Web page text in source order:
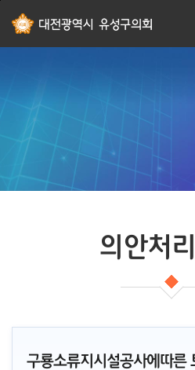
바로가기
바로가기
의안처
구룡소류지시설공사에따른